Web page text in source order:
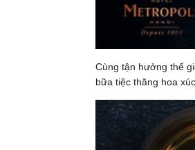
Cùng tận hưởng thế
bữa tiệc thăng hoa